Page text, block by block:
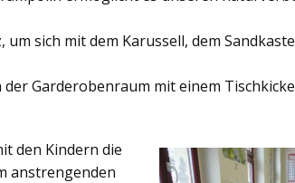
um sich mit dem Karussell, dem
derGarderobenraum mit einem
den Kindern die
anstrengenden